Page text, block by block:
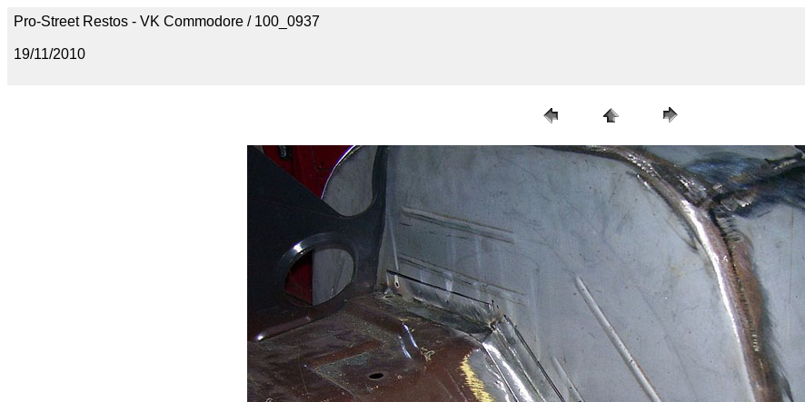
Pro-Street Restos - VK Commodore / 100_0937
19/11/2010